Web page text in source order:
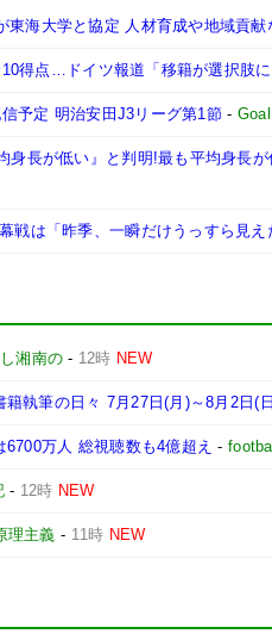
海大学と協定 人材育成や地域貢献
得点…ドイツ報道「移籍が選択肢に
予定 明治安田J3リーグ第1節 -
長が低い』と判明!最も平均身長
は「昨季、一瞬だけうっすら見え
湘南の - 12時 NEW
執筆の日々 7月27日(月)～8月2日(
万人 総視聴数も4億超え -
- 12時 NEW
理主義 - 11時 NEW